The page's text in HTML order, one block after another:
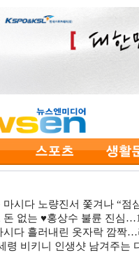
마시다 노량진서 쫓겨나 “점
돈 없는 ♥홍상수 불륜 진심
시다 흘러내린 옷자락 깜짝
령 비키니 인생샷 남겨주는